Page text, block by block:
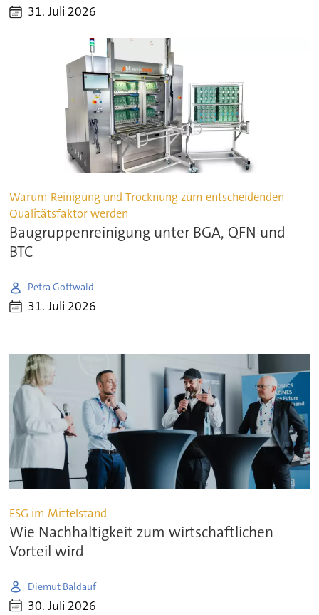
31. Juli 2026
Warum Reinigung und Trocknung zum entscheidenden
Qualitätsfaktor werden
Baugruppenreinigung unter BGA, QFN und
BTC
Petra Gottwald
31. Juli 2026
ESG im Mittelstand
Wie Nachhaltigkeit zum wirtschaftlichen
Vorteil wird
Diemut Baldauf
30. Juli 2026